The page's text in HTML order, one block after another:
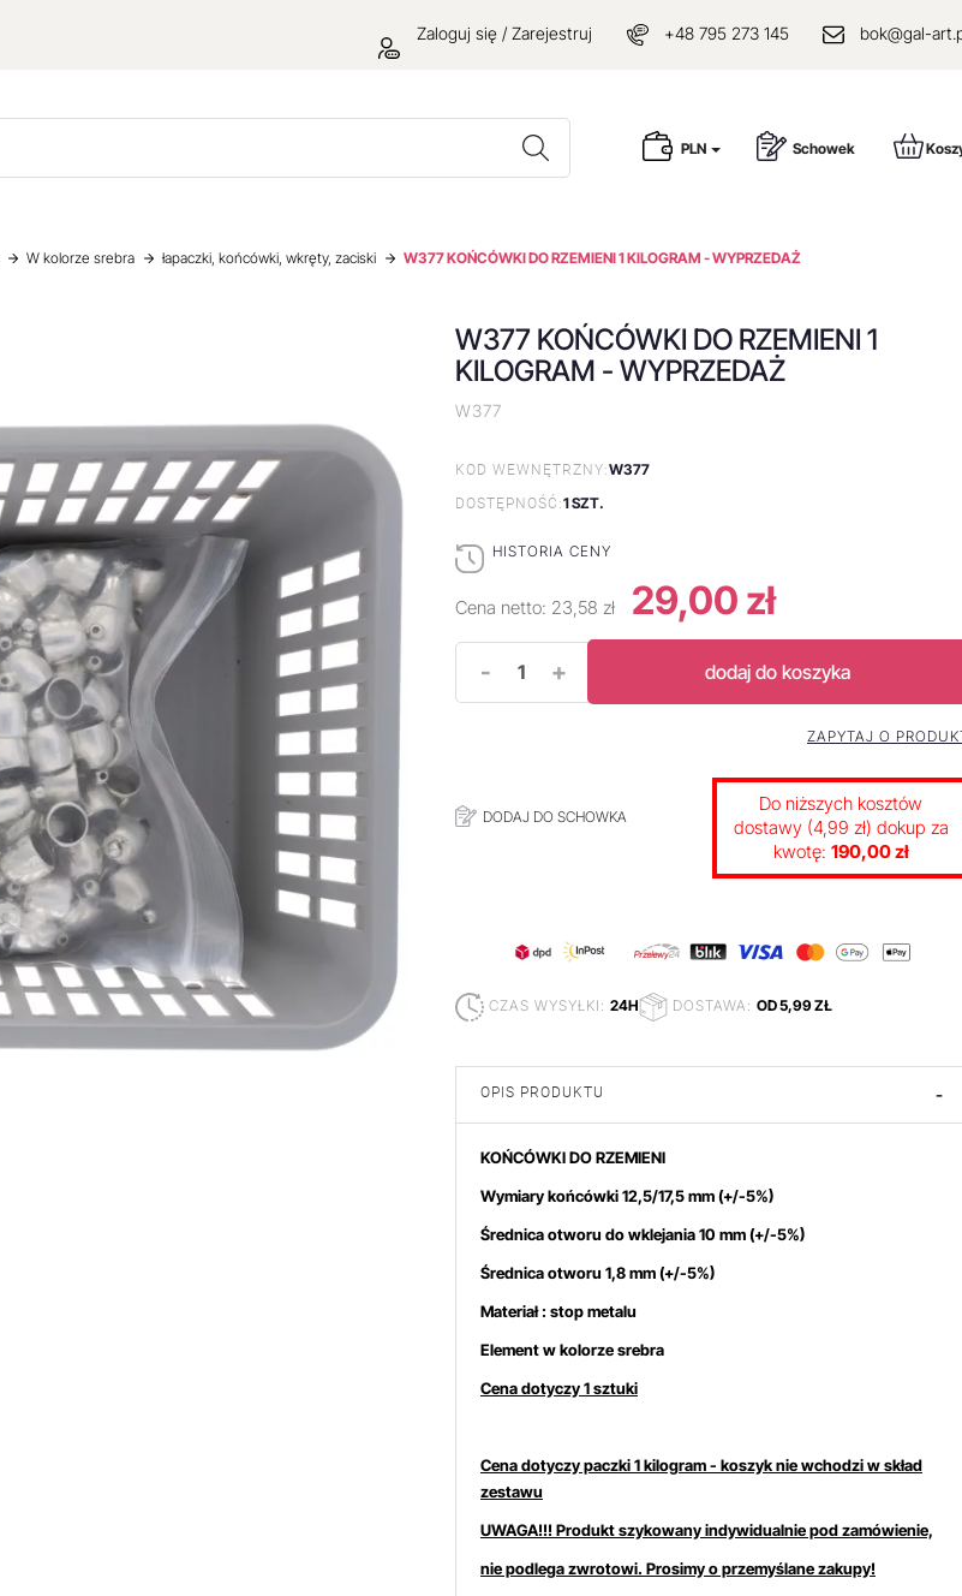
Zaloguj się / Zarejestruj +48 795 273 145 bok@gal-
Wyszukaj PLN Schowek
W kolorze srebra łapaczki, końcówki, wkręty, zaciski W377 KOŃCÓWKI DO RZEMIENI 1 KILOGRAM - WYPRZEDAŻ
W377 KOŃCÓWKI DO RZEMIENI 1
KILOGRAM - WYPRZEDAŻ
W377
KOD WEWNĘTRZNY:W377
DOSTĘPNOŚĆ:1 SZT.
HISTORIA CENY
Cena netto: 23,58 zł 29,00 zł
- + dodaj do koszyka
DODAJ DO SCHOWKA
ZAPYTAJ O
Do niższych kosztów
dostawy (4,99 zł) dokup za
kwotę: 190,00 zł
CZAS WYSYŁKI: 24H DOSTAWA: OD 5,99 ZŁ
OPIS PRODUKTU -
KOŃCÓWKI DO RZEMIENI
Wymiary końcówki 12,5/17,5 mm(+/-5%)
Średnica otworu do wklejania 10 mm(+/-5%)
Średnica otworu 1,8 mm (+/-5%)
Materiał : stop metalu
Element w kolorze srebra
Cena dotyczy 1 sztuki
Cena dotyczy paczki 1 kilogram - koszyk nie wchodzi w skład
zestawu
UWAGA!!! Produkt szykowany indywidualnie pod zamówienie,
nie podlega zwrotowi. Prosimy o przemyślane zakupy!